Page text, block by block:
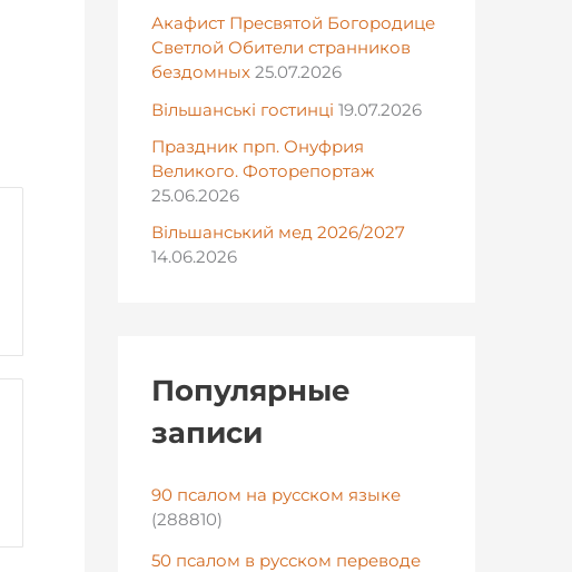
Акафист Пресвятой Богородице
Светлой Обители странников
бездомных 25.07.2026
Вільшанські гостинці 19.07.2026
Праздник прп. Онуфрия
Великого. Фоторепортаж
25.06.2026
Вільшанський мед 2026/2027
14.06.2026
Популярные
записи
90 псалом на русском языке
(288810)
50 псалом в русском переводе